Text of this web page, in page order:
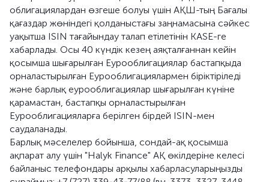
облигациялардан өзгеше болуы үшін АҚШ-тың Бағалы
қағаздар жөніндегі қолданыстағы заңнамасына сәйкес
уақытша ISIN тағайындау талап етілетінін KASE-ге
хабарлады. Осы 40 күндік кезең аяқталғаннан кейін
қосымша шығарылған Еурооблигациялар бастапқыда
орналастырылған Еурооблигациялармен біріктіріледі
және барлық еурооблигациялар шығарылған күніне
қарамастан, бастапқы орналастырылған
Еурооблигацияларға берілген бірдей ISIN-мен
саудаланады.
Барлық мәселелер бойынша, сондай-ақ қосымша
ақпарат алу үшін "Halyk Finance" АҚ өкілдеріне келесі
байланыс телефондары арқылы хабарласуларыңызды